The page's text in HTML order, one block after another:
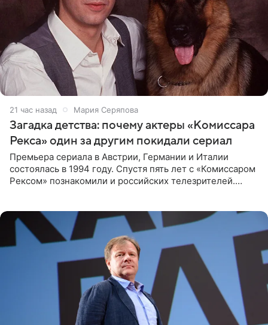
21 час назад Мария Серяпова
Загадка детства: почему актеры «Комиссара
Рекса» один за другим покидали сериал
Премьера сериала в Австрии, Германии и Италии
состоялась в 1994 году. Спустя пять лет с «Комиссаром
Рексом» познакомили и российских телезрителей.